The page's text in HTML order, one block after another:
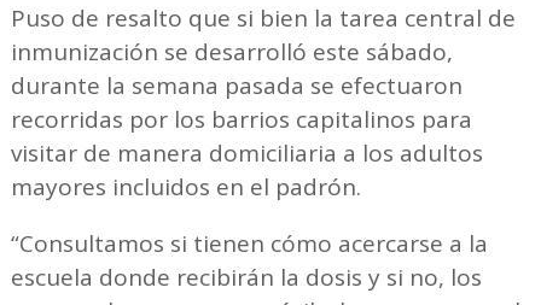
Puso de resalto que si bien la tarea central de
inmunización se desarrolló este sábado,
durante la semana pasada se efectuaron
recorridas por los barrios capitalinos para
visitar de manera domiciliaria a los adultos
mayores incluidos en el padrón.
“Consultamos si tienen cómo acercarse a la
escuela donde recibirán la dosis y si no, los